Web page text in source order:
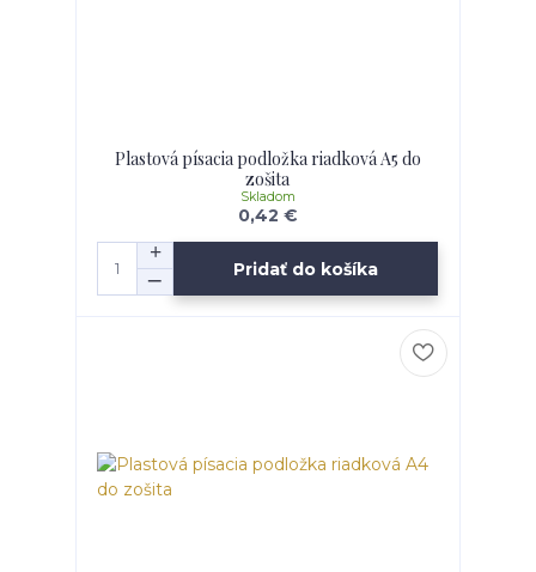
Plastová písacia podložka riadková A5 do
zošita
0,42 €
Skladom
Pridať do košíka